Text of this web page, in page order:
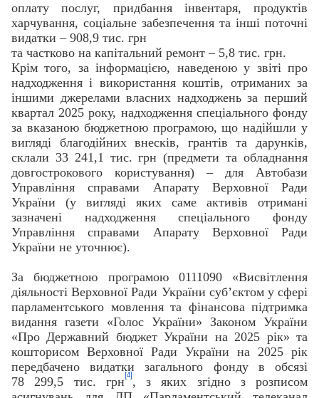
оплату послуг, придбання інвентаря, продуктів
харчування, соціальне забезпечення та інші поточні
видатки – 908,9 тис. грн
та частково на капітальний ремонт – 5,8 тис. грн.
Крім того, за інформацією, наведеною у звіті про
надходження і використання коштів, отриманих за
іншими джерелами власних надходжень за перший
квартал 2025 року, надходження спеціального фонду
за вказаною бюджетною програмою, що надійшли у
вигляді благодійних внесків, грантів та дарунків,
склали 33 241,1 тис. грн (предмети та обладнання
довгострокового користування) – для Автобази
Управління справами Апарату Верховної Ради
України (у вигляді яких саме активів отримані
зазначені надходження спеціального фонду
Управління справами Апарату Верховної Ради
України не уточнює).
За бюджетною програмою 0111090 «Висвітлення
діяльності Верховної Ради України суб’єктом у сфері
парламентського мовлення та фінансова підтримка
видання газети «Голос України» Законом України
«Про Державний бюджет України на 2025 рік» та
кошторисом Верховної Ради України на 2025 рік
передбачено видатки загального фонду в обсязі
78 299,5 тис. грн [4] , з яких згідно з розписом